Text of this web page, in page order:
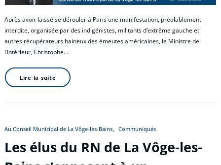
Après avoir laissé se dérouler à Paris une manifestation, préalablement
interdite, organisée par des indigénistes, militants d’extrême gauche et
autres récupérateurs haineux des émeutes américaines, le Ministre de
l’Intérieur, Christophe…
Lire la suite
Au Conseil Municipal de La Vôge-les-Bains Communiqués
Les élus du RN de La Vôge-les-